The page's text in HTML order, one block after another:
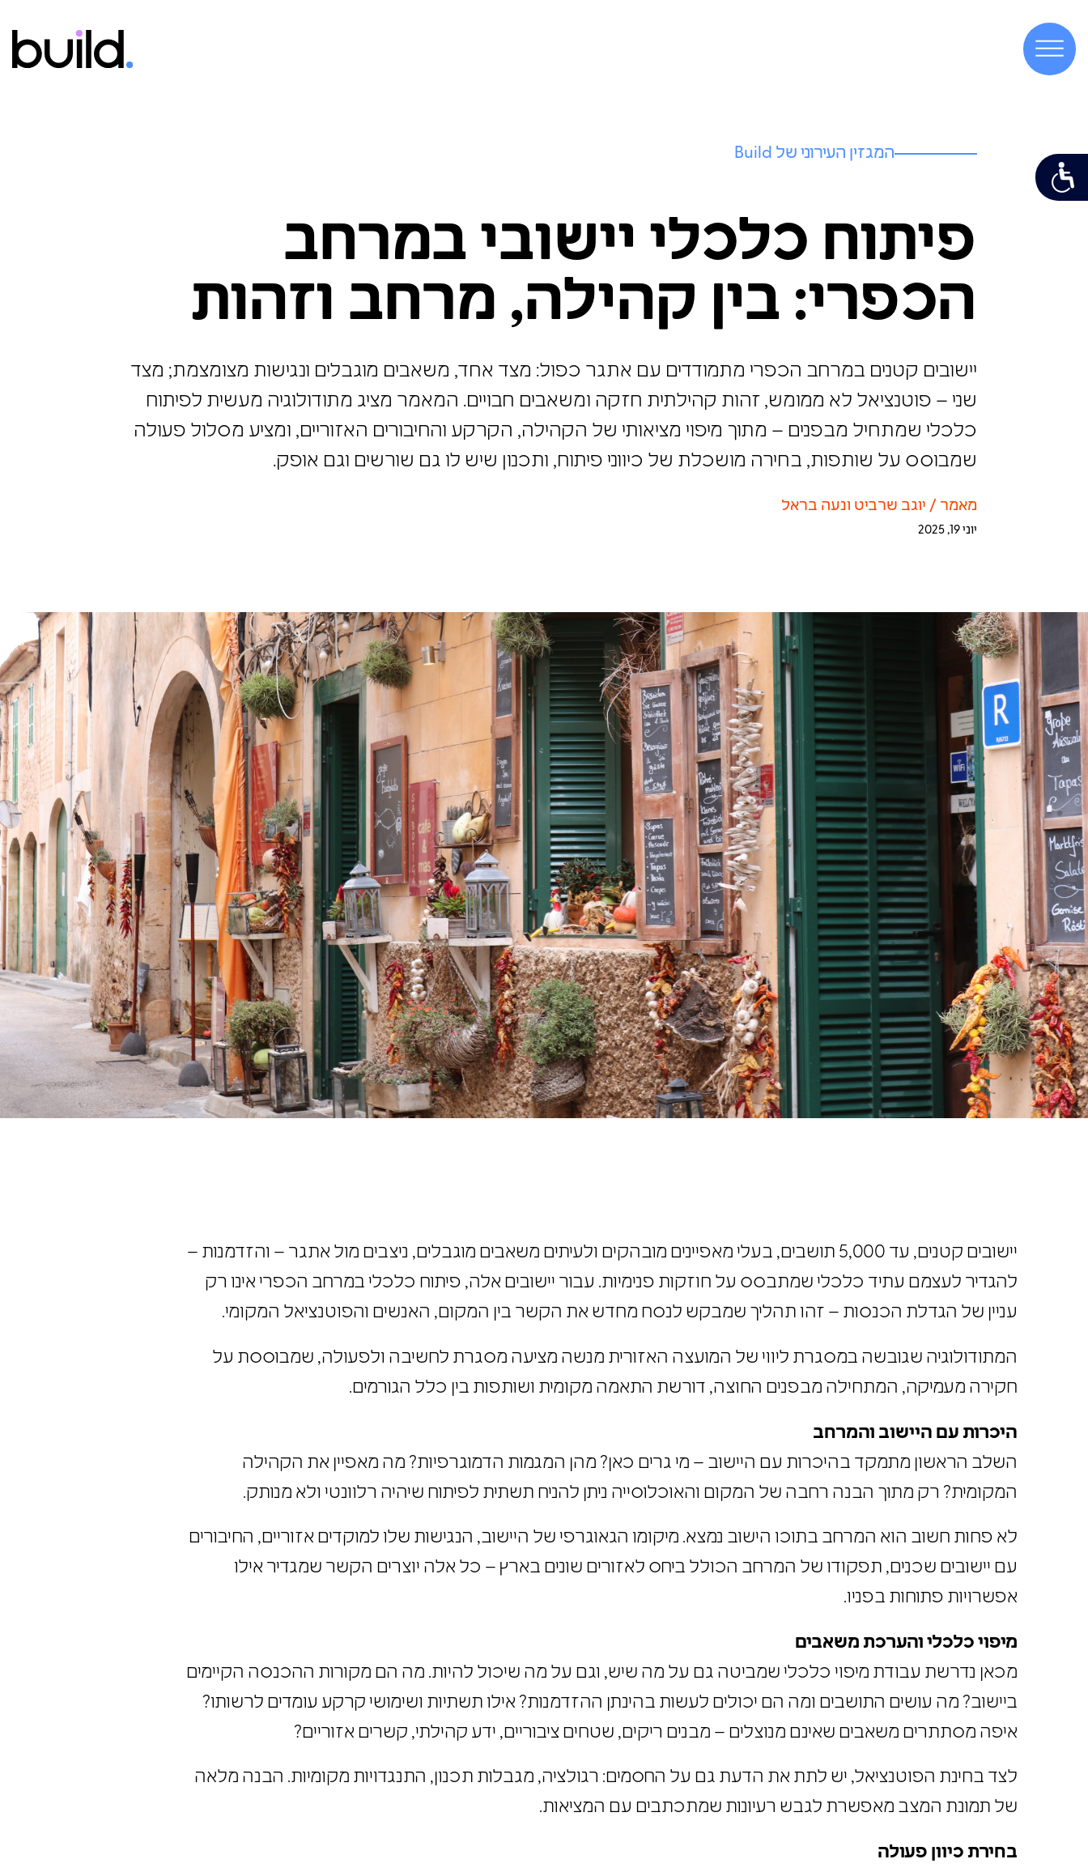
המגזין העירוני של Build
פיתוח כלכלי יישובי במרחב
הכפרי: בין קהילה, מרחב וזהות
יישובים קטנים במרחב הכפרי מתמודדים עם אתגר כפול: מצד אחד, משאבים מוגבלים ונגישות מצומצמת; מצד
שני – פוטנציאל לא ממומש, זהות קהילתית חזקה ומשאבים חבויים. המאמר מציג מתודולוגיה מעשית לפיתוח
כלכלי שמתחיל מבפנים – מתוך מיפוי מציאותי של הקהילה, הקרקע והחיבורים האזוריים, ומציע מסלול פעולה
שמבוסס על שותפות, בחירה מושכלת של כיווני פיתוח, ותכנון שיש לו גם שורשים וגם אופק.
מאמר / יוגב שרביט ונעה בראל
יוני 19, 2025
יישובים קטנים, עד 5,000 תושבים, בעלי מאפיינים מובהקים ולעיתים משאבים מוגבלים, ניצבים מול אתגר – והזדמנות –
להגדיר לעצמם עתיד כלכלי שמתבסס על חוזקות פנימיות. עבור יישובים אלה, פיתוח כלכלי במרחב הכפרי אינו רק
עניין של הגדלת הכנסות – זהו תהליך שמבקש לנסח מחדש את הקשר בין המקום, האנשים והפוטנציאל המקומי.
המתודולוגיה שגובשה במסגרת ליווי של המועצה האזורית מנשה מציעה מסגרת לחשיבה ולפעולה, שמבוססת על
חקירה מעמיקה, המתחילה מבפנים החוצה, דורשת התאמה מקומית ושותפות בין כלל הגורמים.
היכרות עם היישוב והמרחב
השלב הראשון מתמקד בהיכרות עם היישוב – מי גרים כאן? מהן המגמות הדמוגרפיות? מה מאפיין את הקהילה
המקומית? רק מתוך הבנה רחבה של המקום והאוכלוסייה ניתן להניח תשתית לפיתוח שיהיה רלוונטי ולא מנותק.
לא פחות חשוב הוא המרחב בתוכו הישוב נמצא. מיקומו הגאוגרפי של היישוב, הנגישות שלו למוקדים אזוריים, החיבורים
עם יישובים שכנים, תפקודו של המרחב הכולל ביחס לאזורים שונים בארץ – כל אלה יוצרים הקשר שמגדיר אילו
אפשרויות פתוחות בפניו.
מיפוי כלכלי והערכת משאבים
מכאן נדרשת עבודת מיפוי כלכלי שמביטה גם על מה שיש, וגם על מה שיכול להיות. מה הם מקורות ההכנסה הקיימים
ביישוב? מה עושים התושבים ומה הם יכולים לעשות בהינתן ההזדמנות? אילו תשתיות ושימושי קרקע עומדים לרשותו?
איפה מסתתרים משאבים שאינם מנוצלים – מבנים ריקים, שטחים ציבוריים, ידע קהילתי, קשרים אזוריים?
לצד בחינת הפוטנציאל, יש לתת את הדעת גם על החסמים: רגולציה, מגבלות תכנון, התנגדויות מקומיות. הבנה מלאה
של תמונת המצב מאפשרת לגבש רעיונות שמתכתבים עם המציאות.
בחירת כיוון פעולה